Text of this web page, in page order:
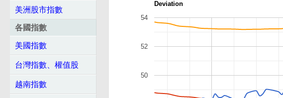
美洲股市指數
各國指數
美國指數
台灣指數、權值股
越南指數
Deviation
50
52
54